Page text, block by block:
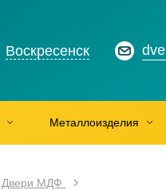
Воскресенск
Металлоизделия
Двери МДФ